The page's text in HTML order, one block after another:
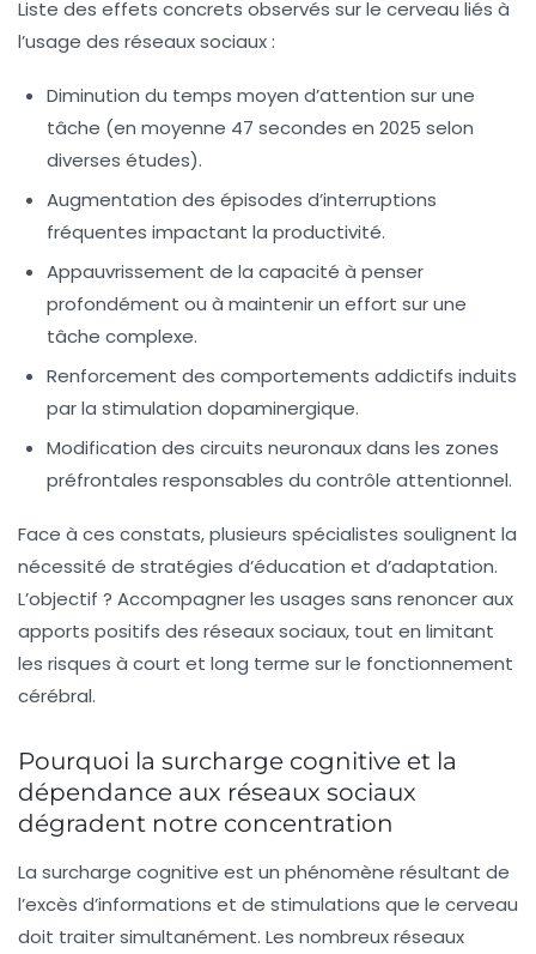
Liste des effets concrets observés sur le cerveau liés à
l’usage des réseaux sociaux :
Diminution du temps moyen d’attention sur une
tâche (en moyenne 47 secondes en 2025 selon
diverses études).
Augmentation des épisodes d’interruptions
fréquentes impactant la productivité.
Appauvrissement de la capacité à penser
profondément ou à maintenir un effort sur une
tâche complexe.
Renforcement des comportements addictifs induits
par la stimulation dopaminergique.
Modification des circuits neuronaux dans les zones
préfrontales responsables du contrôle attentionnel.
Face à ces constats, plusieurs spécialistes soulignent la
nécessité de stratégies d’éducation et d’adaptation.
L’objectif ? Accompagner les usages sans renoncer aux
apports positifs des réseaux sociaux, tout en limitant
les risques à court et long terme sur le fonctionnement
cérébral.
Pourquoi la surcharge cognitive et la
dépendance aux réseaux sociaux
dégradent notre concentration
La surcharge cognitive est un phénomène résultant de
l’excès d’informations et de stimulations que le cerveau
doit traiter simultanément. Les nombreux réseaux